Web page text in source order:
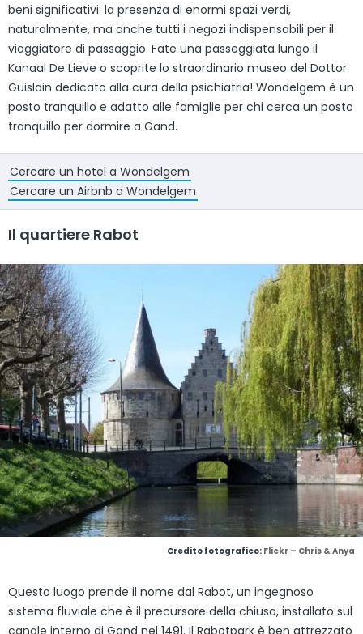
beni significativi: la presenza di enormi spazi verdi,
naturalmente, ma anche tutti i negozi indispensabili per il
viaggiatore di passaggio. Fate una passeggiata lungo il
Kanaal De Lieve o scoprite lo straordinario museo del Dottor
Guislain dedicato alla cura della psichiatria! Wondelgem è un
posto tranquillo e adatto alle famiglie per chi cerca un posto
tranquillo per dormire a Gand.
Cercare un hotel a Wondelgem
Cercare un Airbnb a Wondelgem
Il quartiere Rabot
Credito fotografico: Flickr – Chris & Anya
Questo luogo prende il nome dal Rabot, un ingegnoso
sistema fluviale che è il precursore della chiusa, installato sul
canale interno di Gand nel 1491. Il Rabotpark è ben attrezzato